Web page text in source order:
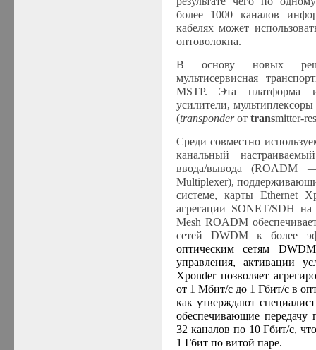
более 1000 каналов
кабелях может
оптоволокна.
В основу новых
мультисервисная
MSTP. Эта платформа
усилители,
(transponderот transmitter-res
Среди совместно
канальный
ввода/вывода
Multiplexer),
системе, карты Ethernet
агрегации SONET/SDH
Mesh ROADM
сетей DWDM к более
оптическим сетям
управления, активации
Xponderпозволяет
от 1 Мбит/с до 1 Гбит/с в
как утверждают
обеспечивающие
32 каналов по 10 Гбит/с,
1 Гбит по витой паре.